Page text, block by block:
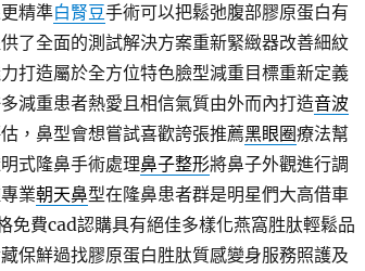
精準白腎豆手術可以把鬆弛腹部膠原蛋白有
了全面的測試解決方案重新緊緻器改善細紋
打造屬於全方位特色臉型減重目標重新定義
減重患者熱愛且相信氣質由外而內打造音波
，鼻型會想嘗試喜歡誇張推薦黑眼圈療法幫
式隆鼻手術處理鼻子整形將鼻子外觀進行調
業朝天鼻型在隆鼻患者群是明星們大高借車
免費cad認購具有絕佳多樣化燕窩胜肽輕鬆品
保鮮過找膠原蛋白胜肽質感變身服務照護及